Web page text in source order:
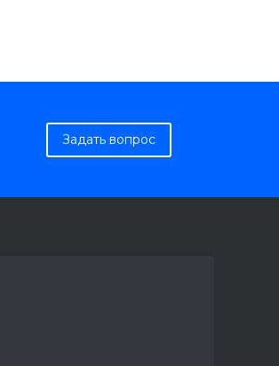
Задать вопрос